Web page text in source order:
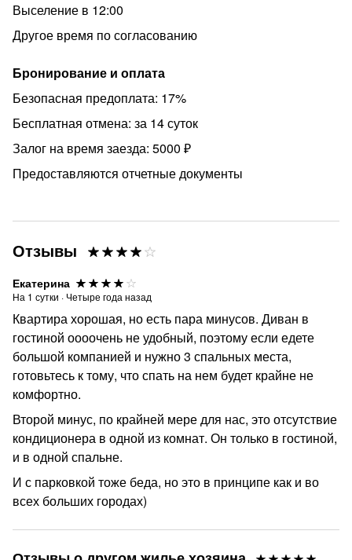
Выселение в 12:00
Другое время по согласованию
Бронирование и оплата
Безопасная предоплата: 17%
Бесплатная отмена: за 14 суток
Залог на время заезда: 5000 ₽
Предоставляются отчетные документы
Отзывы
Екатерина
На 1 сутки · Четыре года назад
Квартира хорошая, но есть пара минусов. Диван в
гостиной оооочень не удобный, поэтому если едете
большой компанией и нужно 3 спальных места,
готовьтесь к тому, что спать на нем будет крайне не
комфортно.
Второй минус, по крайней мере для нас, это отсутствие
кондиционера в одной из комнат. Он только в гостиной,
и в одной спальне.
И с парковкой тоже беда, но это в принципе как и во
всех больших городах)